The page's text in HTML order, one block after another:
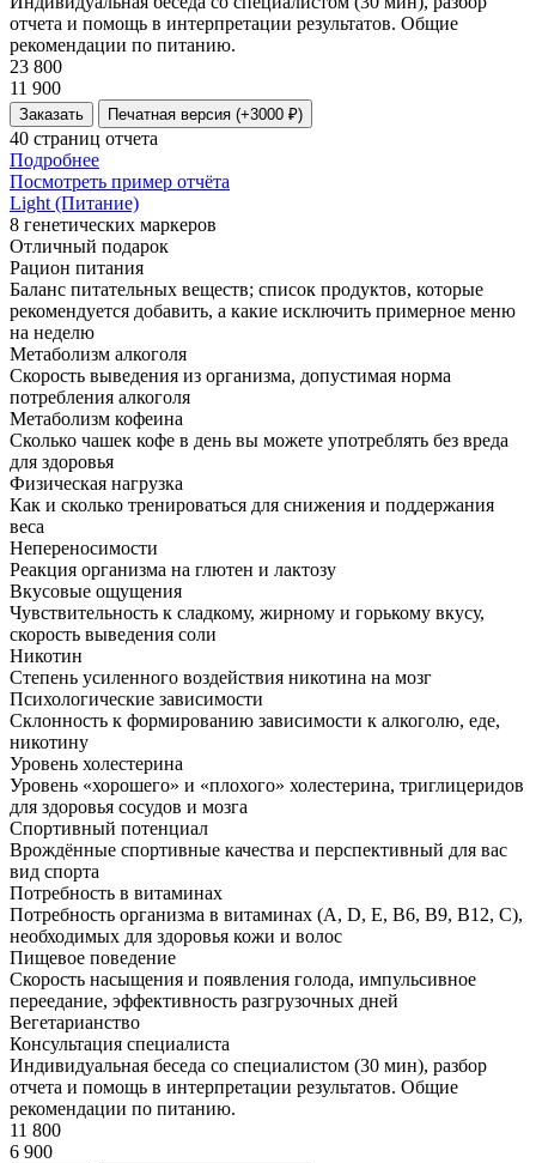
отчета и помощь в интерпретации результатов. Общие
рекомендации по питанию.
23 800
11 900
Заказать Печатная версия (+3000 ₽)
40 страниц отчета
Подробнее
Посмотреть пример отчёта
Light (Питание)
8 генетических маркеров
Отличный подарок
Рацион питания
Баланс питательных веществ; список продуктов, которые
рекомендуется добавить, а какие исключить примерное меню
на неделю
Метаболизм алкоголя
Скорость выведения из организма, допустимая норма
потребления алкоголя
Метаболизм кофеина
Сколько чашек кофе в день вы можете употреблять без вреда
для здоровья
Физическая нагрузка
Как и сколько тренироваться для снижения и поддержания
веса
Непереносимости
Реакция организма на глютен и лактозу
Вкусовые ощущения
Чувствительность к сладкому, жирному и горькому вкусу,
скорость выведения соли
Никотин
Степень усиленного воздействия никотина на мозг
Психологические зависимости
Склонность к формированию зависимости к алкоголю, еде,
никотину
Уровень холестерина
Уровень «хорошего» и «плохого» холестерина, триглицеридов
для здоровья сосудов и мозга
Спортивный потенциал
Врождённые спортивные качества и перспективный для вас
вид спорта
Потребность в витаминах
Потребность организма в витаминах (A, D, E, B6, B9, B12, C),
необходимых для здоровья кожи и волос
Пищевое поведение
Скорость насыщения и появления голода, импульсивное
переедание, эффективность разгрузочных дней
Вегетарианство
Консультация специалиста
Индивидуальная беседа со специалистом (30 мин), разбор
отчета и помощь в интерпретации результатов. Общие
рекомендации по питанию.
11 800
6 900